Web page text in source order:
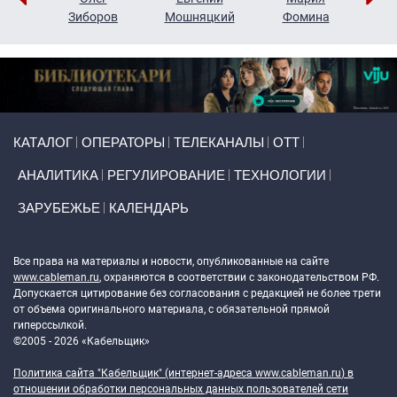
Зиборов
Мошняцкий
Фомина
КАТАЛОГ ОПЕРАТОРЫ ТЕЛЕКАНАЛЫ ОТТ
АНАЛИТИКА РЕГУЛИРОВАНИЕ ТЕХНОЛОГИИ
ЗАРУБЕЖЬЕ КАЛЕНДАРЬ
Все права на материалы и новости, опубликованные на сайте
www.cableman.ru, охраняются в соответствии с законодательством РФ.
Допускается цитирование без согласования с редакцией не более трети
от объема оригинального материала, с обязательной прямой
гиперссылкой.
©2005 - 2026 «Кабельщик»
Политика сайта "Кабельщик" (интернет-адреса www.cableman.ru) в
отношении обработки персональных данных пользователей сети